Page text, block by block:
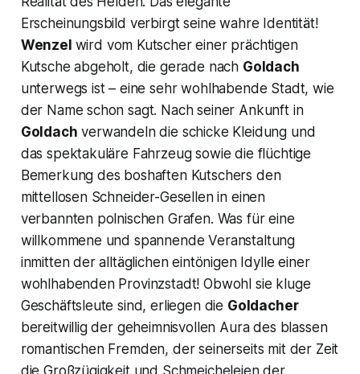
Erscheinungsbild verbirgt seine wahre Identität!
Wenzel wird vom Kutscher einer prächtigen
Kutsche abgeholt, die gerade nach Goldach
unterwegs ist – eine sehr wohlhabende Stadt, wie
der Name schon sagt. Nach seiner Ankunft in
Goldach verwandeln die schicke Kleidung und
das spektakuläre Fahrzeug sowie die flüchtige
Bemerkung des boshaften Kutschers den
mittellosen Schneider-Gesellen in einen
verbannten polnischen Grafen. Was für eine
willkommene und spannende Veranstaltung
inmitten der alltäglichen eintönigen Idylle einer
wohlhabenden Provinzstadt! Obwohl sie kluge
Geschäftsleute sind, erliegen die Goldacher
bereitwillig der geheimnisvollen Aura des blassen
romantischen Fremden, der seinerseits mit der Zeit
die Großzügigkeit und Schmeicheleien der